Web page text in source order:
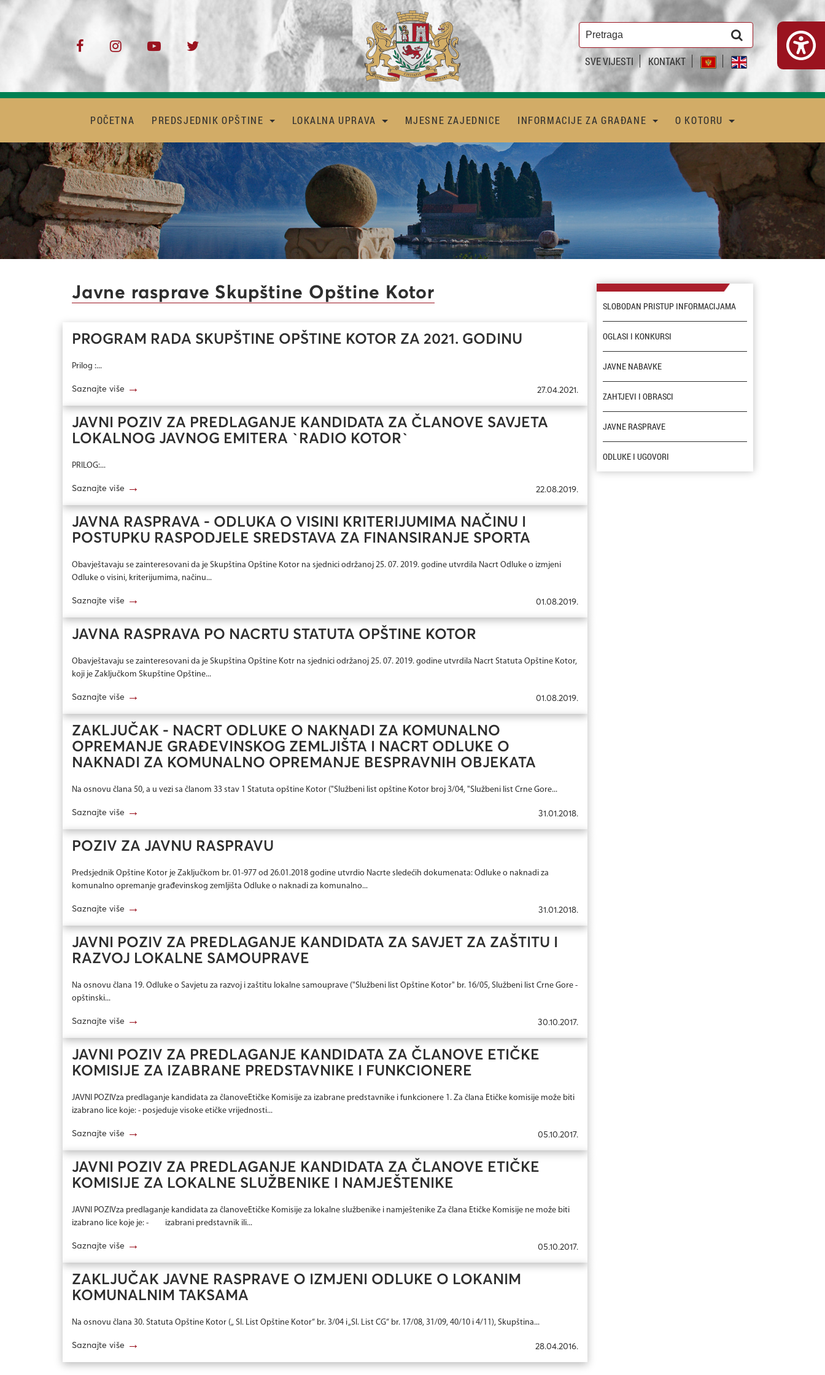
SVE VIJESTI KONTAKT
POČETNA PREDSJEDNIK OPŠTINE LOKALNA UPRAVA MJESNE ZAJEDNICE INFORMACIJE ZA GRAĐANE O KOTORU
Javne rasprave Skupštine Opštine Kotor
PROGRAM RADA SKUPŠTINE OPŠTINE KOTOR ZA 2021. GODINU
Prilog :...
Saznajte više → 27.04.2021.
JAVNI POZIV ZA PREDLAGANJE KANDIDATA ZA ČLANOVE SAVJETA
LOKALNOG JAVNOG EMITERA `RADIO KOTOR`
PRILOG:...
Saznajte više → 22.08.2019.
JAVNA RASPRAVA - ODLUKA O VISINI KRITERIJUMIMA NAČINU I
POSTUPKU RASPODJELE SREDSTAVA ZA FINANSIRANJE SPORTA
Obavještavaju se zainteresovani da je Skupština Opštine Kotor na sjednici održanoj 25. 07. 2019. godine utvrdila Nacrt Odluke o izmjeni
Odluke o visini, kriterijumima, načinu...
Saznajte više → 01.08.2019.
JAVNA RASPRAVA PO NACRTU STATUTA OPŠTINE KOTOR
Obavještavaju se zainteresovani da je Skupština Opštine Kotr na sjednici održanoj 25. 07. 2019. godine utvrdila Nacrt Statuta Opštine Kotor,
koji je Zaključkom Skupštine Opštine...
Saznajte više → 01.08.2019.
ZAKLJUČAK - NACRT ODLUKE O NAKNADI ZA KOMUNALNO
OPREMANJE GRAĐEVINSKOG ZEMLJIŠTA I NACRT ODLUKE O
NAKNADI ZA KOMUNALNO OPREMANJE BESPRAVNIH OBJEKATA
Na osnovu člana 50, a u vezi sa članom 33 stav 1 Statuta opštine Kotor ("Službeni list opštine Kotor broj 3/04, "Službeni list Crne Gore...
Saznajte više → 31.01.2018.
POZIV ZA JAVNU RASPRAVU
Predsjednik Opštine Kotor je Zaključkom br. 01-977 od 26.01.2018 godine utvrdio Nacrte sledećih dokumenata: Odluke o naknadi za
komunalno opremanje građevinskog zemljišta Odluke o naknadi za komunalno...
Saznajte više → 31.01.2018.
JAVNI POZIV ZA PREDLAGANJE KANDIDATA ZA SAVJET ZA ZAŠTITU I
RAZVOJ LOKALNE SAMOUPRAVE
Na osnovu člana 19. Odluke o Savjetu za razvoj i zaštitu lokalne samouprave ("Službeni list Opštine Kotor" br. 16/05, Službeni list Crne Gore -
opštinski...
Saznajte više → 30.10.2017.
JAVNI POZIV ZA PREDLAGANJE KANDIDATA ZA ČLANOVE ETIČKE
KOMISIJE ZA IZABRANE PREDSTAVNIKE I FUNKCIONERE
JAVNI POZIVza predlaganje kandidata za članoveEtičke Komisije za izabrane predstavnike i funkcionere 1. Zа člаnа Еtičkе kоmisiје mоžе biti
izаbrаnо licе kоје: - pоsјеduје visоkе еtičkе vriјеdnоsti...
Saznajte više → 05.10.2017.
JAVNI POZIV ZA PREDLAGANJE KANDIDATA ZA ČLANOVE ETIČKE
KOMISIJE ZA LOKALNE SLUŽBENIKE I NAMJEŠTENIKE
JAVNI POZIVza predlaganje kandidata za članoveEtičke Komisije za lokalne službenike i namještenike Za člana Etičke Komisije ne može biti
izabrano lice koje je: - izabrani predstavnik ili...
Saznajte više → 05.10.2017.
ZAKLJUČAK JAVNE RASPRAVE O IZMJENI ODLUKE O LOKANIM
KOMUNALNIM TAKSAMA
Na osnovu člana 30. Statuta Opštine Kotor („ Sl. List Opštine Kotor“ br. 3/04 i „Sl. List CG“ br. 17/08, 31/09, 40/10 i 4/11), Skupština...
Saznajte više → 28.04.2016.
SLOBODAN PRISTUP INFORMACIJAMA
OGLASI I KONKURSI
JAVNE NABAVKE
ZAHTJEVI I OBRASCI
JAVNE RASPRAVE
ODLUKE I UGOVORI